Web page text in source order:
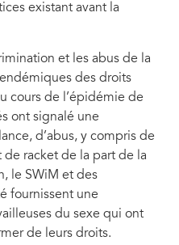
existant avant la
et les abus de la
des droits
cours de l’épidémie de
ont signalé une
d’abus, y compris de
racket de la part de la
le SWiM et des
fournissent une
du sexe qui ont
de leurs droits.